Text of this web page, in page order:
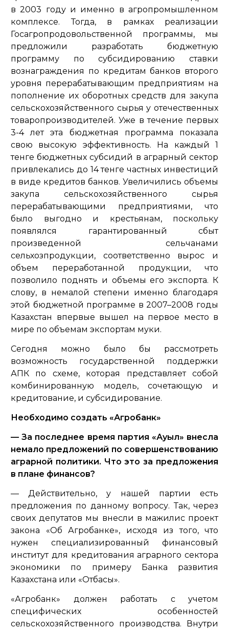
в 2003 году и именно в агропромышленном
комплексе. Тогда, в рамках реализации
Госагропродовольственной программы, мы
предложили разработать бюджетную
программу по субсидированию ставки
вознаграждения по кредитам банков второго
уровня перерабатывающим предприятиям на
пополнение их оборотных средств для закупа
сельскохозяйственного сырья у отечественных
товаропроизводителей. Уже в течение первых
3-4 лет эта бюджетная программа показала
свою высокую эффективность. На каждый 1
тенге бюджетных субсидий в аграрный сектор
привлекались до 14 тенге частных инвестиций
в виде кредитов банков. Увеличились объемы
закупа сельскохозяйственного сырья
перерабатывающими предприятиями, что
было выгодно и крестьянам, поскольку
появлялся гарантированный сбыт
произведенной сельчанами
сельхозпродукции, соответственно вырос и
объем переработанной продукции, что
позволило поднять и объемы его экспорта. К
слову, в немалой степени именно благодаря
этой бюджетной программе в 2007–2008 годы
Казахстан впервые вышел на первое место в
мире по объемам экспортам муки.
Сегодня можно было бы рассмотреть
возможность государственной поддержки
АПК по схеме, которая представляет собой
комбинированную модель, сочетающую и
кредитование, и субсидирование.
Необходимо создать «Агробанк»
— За последнее время партия «Ауыл» внесла
немало предложений по совершенствованию
аграрной политики. Что это за предложения
в плане финансов?
— Действительно, у нашей партии есть
предложения по данному вопросу. Так, через
своих депутатов мы внесли в мажилис проект
закона «Об Агробанке», исходя из того, что
нужен специализированный финансовый
институт для кредитования аграрного сектора
экономики по примеру Банка развития
Казахстана или «Отбасы».
«Агробанк» должен работать с учетом
специфических особенностей
сельскохозяйственного производства. Внутри